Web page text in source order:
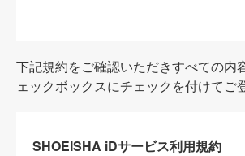
下記規約をご確認いただきすべての内
ェックボックスにチェックを付けてご
SHOEISHA iDサービス利用規約